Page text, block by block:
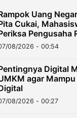
Uang
Cukai,
Pengusaha
08/2026 - 00:54
Digital
agar
08/2026 - 00:27